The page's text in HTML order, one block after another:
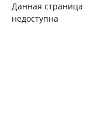
Данная страница
недоступна